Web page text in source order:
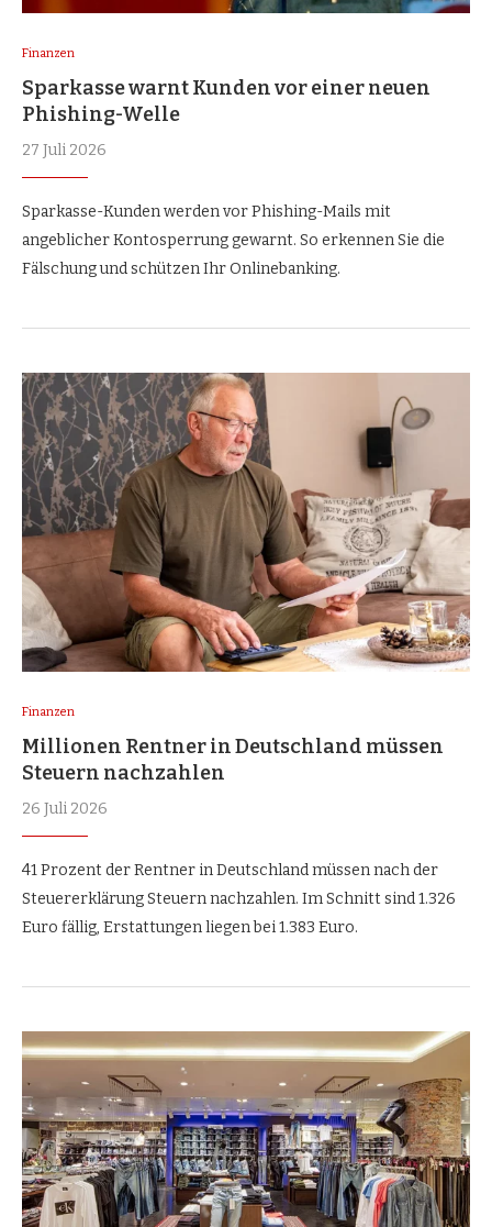
Finanzen
Sparkasse warnt Kunden vor einer neuen
Phishing-Welle
27 Juli 2026
Sparkasse-Kunden werden vor Phishing-Mails mit
angeblicher Kontosperrung gewarnt. So erkennen Sie die
Fälschung und schützen Ihr Onlinebanking.
Finanzen
Millionen Rentner in Deutschland müssen
Steuern nachzahlen
26 Juli 2026
41 Prozent der Rentner in Deutschland müssen nach der
Steuererklärung Steuern nachzahlen. Im Schnitt sind 1.326
Euro fällig, Erstattungen liegen bei 1.383 Euro.